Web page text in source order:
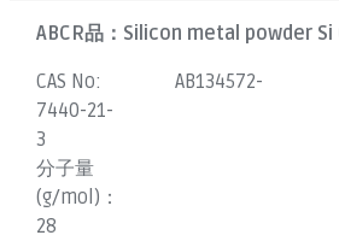
ABCR品： Silicon metal powder Si
CAS No:
7440-21-
3
分子量
(g/mol)：
28
AB134572-